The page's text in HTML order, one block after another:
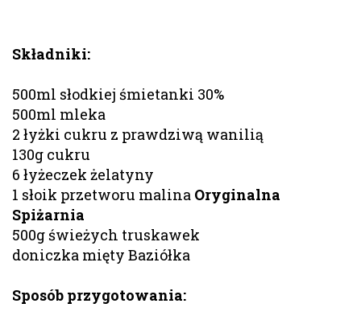
Składniki:
500ml słodkiej śmietanki 30%
500ml mleka
2 łyżki cukru z prawdziwą wanilią
130g cukru
6 łyżeczek żelatyny
1 słoik przetworu malina Oryginalna
Spiżarnia
500g świeżych truskawek
doniczka mięty Baziółka
Sposób przygotowania: